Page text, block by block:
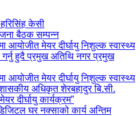
हरिसिंह केसी
बैठक सम्पन्न
आयोजीत मेयर दीर्घायु निशुल्क स्वास्थ्य
गर्नु हुदै प्रमुख अतिथि नगर प्रमुख
आयोजीत मेयर दीर्घायु निशुल्क स्वास्थ्य
अधिकृत शेरबहादुर बि.सी.
दीर्घायु कार्यक्रम”
घर नक्साको कार्य अन्तिम